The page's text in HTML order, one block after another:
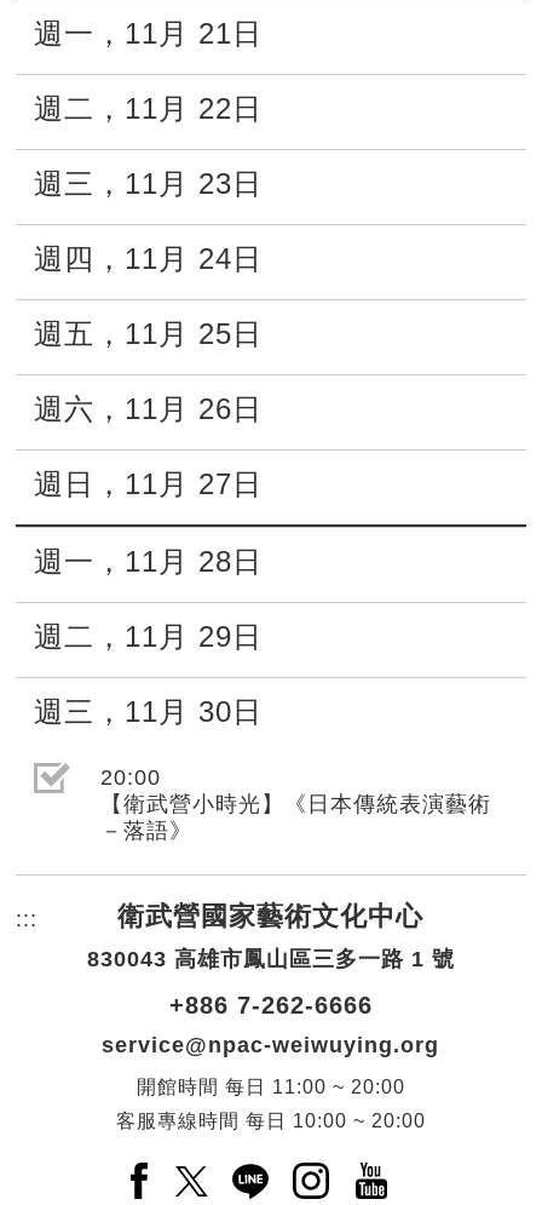
週一 ， 11月 21日
週二 ， 11月 22日
週三 ， 11月 23日
週四 ， 11月 24日
週五 ， 11月 25日
週六 ， 11月 26日
週日 ， 11月 27日
週一 ， 11月 28日
週二 ， 11月 29日
週三 ， 11月 30日
選取節目(未勾選)
20:00
【衛武營小時光】《日本傳統表演藝術
－落語》
::: 頁尾網站資訊。
衛武營國家藝術文化中心
830043 高雄市鳳山區三多一路 1 號
+886 7-262-6666
service@npac-weiwuying.org
開館時間 每日
11:00 ~ 20:00
客服專線時間 每日 10:00 ~ 20:00
Facebook(另開新視窗)
X(另開新視窗)
LINE(另開新視窗)
Instagram(另開新視
YouTube(另開